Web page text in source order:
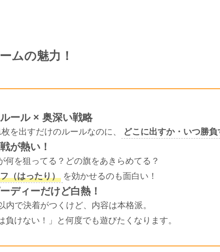
ムの魅力！
ール × 奥深い戦略
を出すだけのルールなのに、 どこに出すか・いつ勝負
が熱い！
何を狙ってる？どの旗をあきらめてる？
（はったり） を効かせるのも面白い！
ディーだけど白熱！
内で決着がつくけど、内容は本格派。
負けない！」と何度でも遊びたくなります。